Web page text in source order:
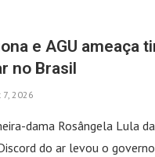
e AGU ameaça
no Brasil
2026
dama Rosângela Lula da
do ar levou o